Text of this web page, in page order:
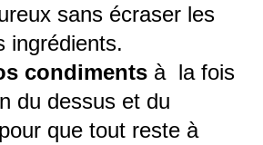
sans écraser les
ingrédients.
condiments à la fois
du dessus et du
que tout reste à